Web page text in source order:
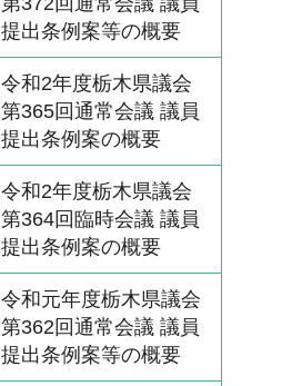
提出条例案等の概要
令和2年度栃木県議会
第365回通常会議 議員
提出条例案の概要
令和2年度栃木県議会
第364回臨時会議 議員
提出条例案の概要
令和元年度栃木県議会
第362回通常会議 議員
提出条例案等の概要